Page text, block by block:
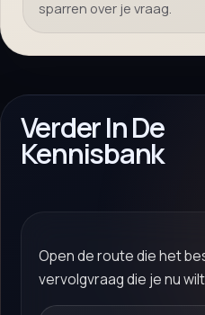
sparren over je vraag.
Verder In De
Kennisbank
Open de route die het
vervolgvraag die je nu